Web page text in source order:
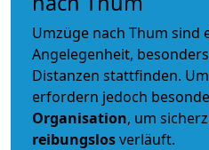
Umzüge nach Thum sind
Angelegenheit,
Distanzen stattfinden.
erfordern jedoch
Organisation, um
reibungslosverläuft.